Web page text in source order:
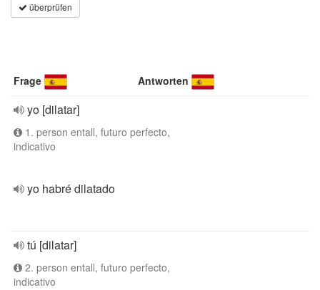
überprüfen
Frage Antworten
yo [dilatar]
1. person entall, futuro perfecto,
indicativo
yo habré dilatado
tú [dilatar]
2. person entall, futuro perfecto,
indicativo